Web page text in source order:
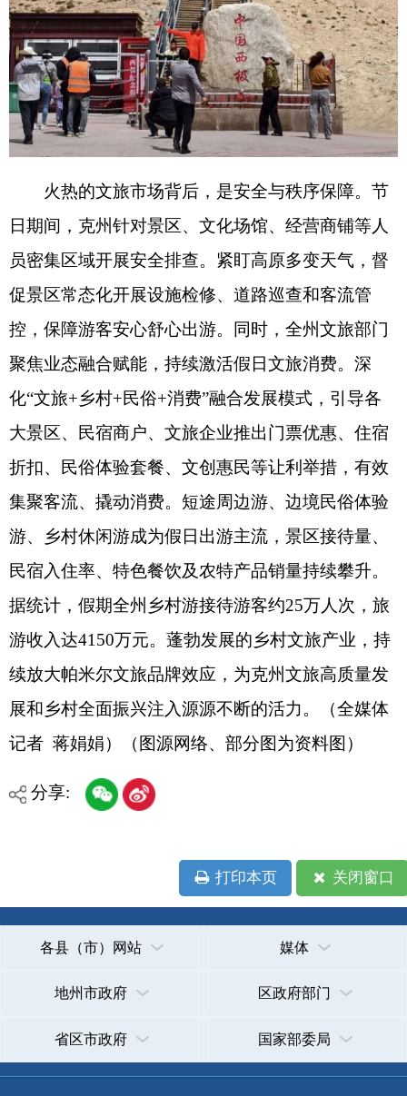
游、乡村休闲游成为假日出游主流，景区接待量、
民宿入住率、特色餐饮及农特产品销量持续攀升。
据统计，假期全州乡村游接待游客约25万人次，旅
游收入达 4150万元。蓬勃发展的乡村文旅产业，持
续放大帕米尔文旅品牌效应，为克州文旅高质量发
蒋娟娟）（图源网络、部分图为资料图）
分享:
打印本页 关闭窗口
各县（市）网站 媒体
地州市政府 区政府部门
省区市政府 国家部委局
主办：克孜勒苏柯尔克孜自治州人民政府办公室
承办：克孜勒苏柯尔克孜自治州政务公开信息中心
新公网安备65300102000007号 新ICP备2022000247号
政府网站标识码：6530000002 法律声明 关于我们